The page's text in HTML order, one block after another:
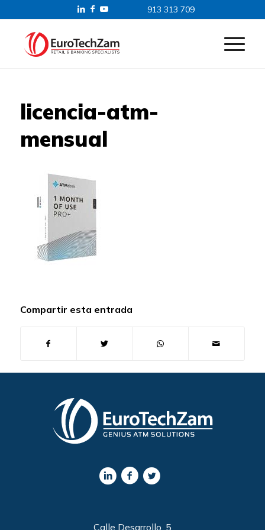
913 313 709
licencia-atm-
mensual
Compartir esta entrada
Calle Desarrollo, 5